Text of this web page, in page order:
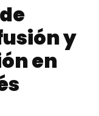
y
en